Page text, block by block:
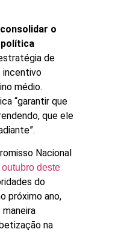
consolidar o
de
incentivo
médio.
“garantir que
que ele
Nacional
outubro deste
do
próximo ano,
na